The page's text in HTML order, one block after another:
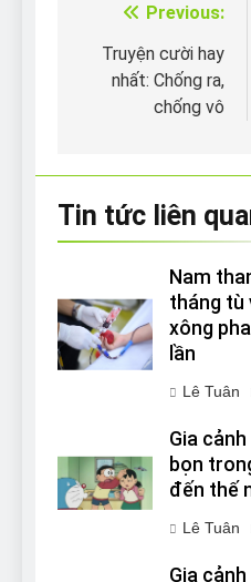
Điều
hướng
Previous:
Truyện cười hay
nhất: Chống ra,
chống vô
Tin tức liên
Nam
tháng tù
xông
lần
Lê Tuân
Gia
bọn
đến thế
Lê Tuân
Gia